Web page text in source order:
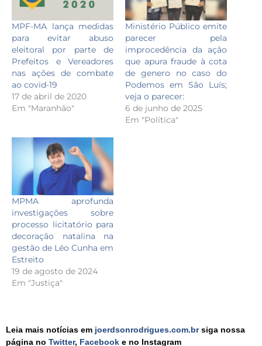
MPF-MA lança medidas
para evitar abuso
eleitoral por parte de
Prefeitos e Vereadores
nas ações de combate
ao covid-19
17 de abril de 2020
Em "Maranhão"
Ministério Público emite
parecer pela
improcedência da ação
que apura fraude à cota
de genero no caso do
Podemos em São Luís;
veja o parecer:
6 de junho de 2025
Em "Política"
MPMA aprofunda
investigações sobre
processo licitatório para
decoração natalina na
gestão de Léo Cunha em
Estreito
19 de agosto de 2024
Em "Justiça"
Leia mais notícias em joerdsonrodrigues.com.brsiga nossa
página no Twitter, Facebook e no Instagram